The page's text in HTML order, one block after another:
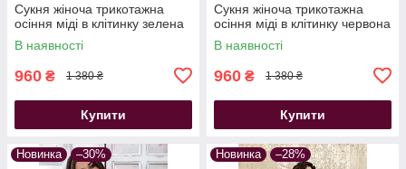
Сукня жіноча трикотажна
осіння міді в клітинку зелена
В наявності
960 ₴ 1 380 ₴
Купити
Сукня жіноча трикотажна
осіння міді в клітинку червона
В наявності
960 ₴ 1 380 ₴
Купити
Новинка –30% Новинка –28%